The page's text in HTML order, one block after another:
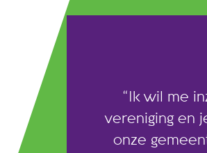
“Ik wil me
vereniging en
onze